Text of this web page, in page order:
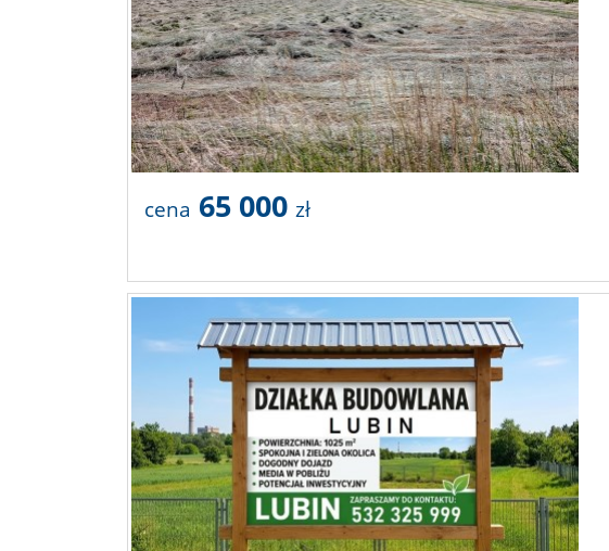
cena 65 000 zł